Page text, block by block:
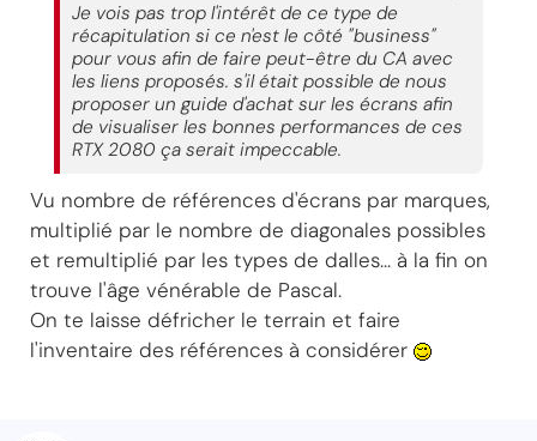
Je vois pas trop l'intérêt de ce type de
récapitulation si ce n'est le côté "business"
pour vous afin de faire peut-être du CA avec
les liens proposés. s'il était possible de nous
proposer un guide d'achat sur les écrans afin
de visualiser les bonnes performances de ces
RTX 2080 ça serait impeccable.
Vu nombre de références d'écrans par marques,
multiplié par le nombre de diagonales possibles
et remultiplié par les types de dalles... à la fin on
trouve l'âge vénérable de Pascal.
On te laisse défricher le terrain et faire
l'inventaire des références à considérer